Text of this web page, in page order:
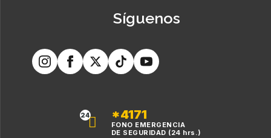
Síguenos
24 *4171
FONO EMERGENCIA
DE SEGURIDAD (24 hrs.)